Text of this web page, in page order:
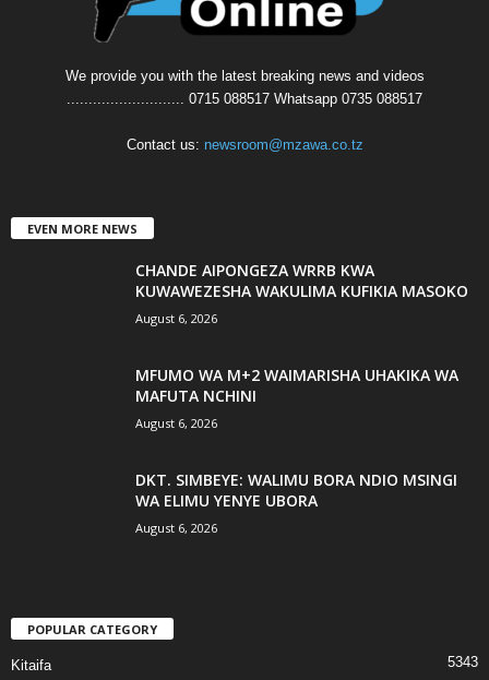
We provide you with the latest breaking news and videos
........................... 0715 088517 Whatsapp 0735 088517
Contact us: newsroom@mzawa.co.tz
EVEN MORE NEWS
CHANDE AIPONGEZA WRRB KWA
KUWAWEZESHA WAKULIMA KUFIKIA MASOKO
August 6, 2026
MFUMO WA M+2 WAIMARISHA UHAKIKA WA
MAFUTA NCHINI
August 6, 2026
DKT. SIMBEYE: WALIMU BORA NDIO MSINGI
WA ELIMU YENYE UBORA
August 6, 2026
POPULAR CATEGORY
Kitaifa 5343